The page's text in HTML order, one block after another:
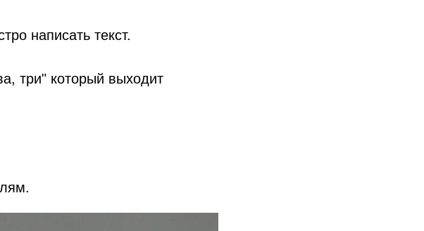
написать текст.
три" который выходит